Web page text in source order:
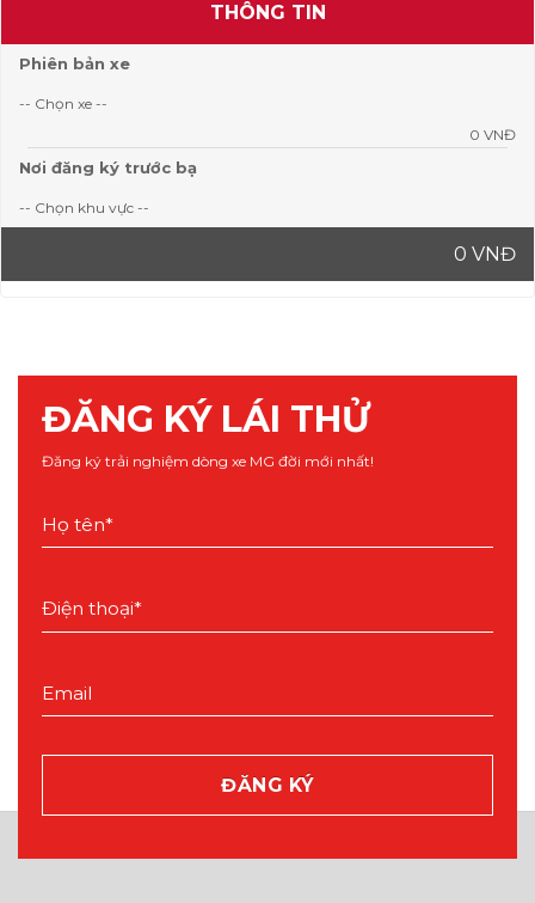
THÔNG TIN
Phiên bản xe
-- Chọn xe --
0 VNĐ
Nơi đăng ký trước bạ
-- Chọn khu vực --
0 VNĐ
ĐĂNG KÝ LÁI THỬ
Đăng ký trải nghiệm dòng xe MG đời mới nhất!